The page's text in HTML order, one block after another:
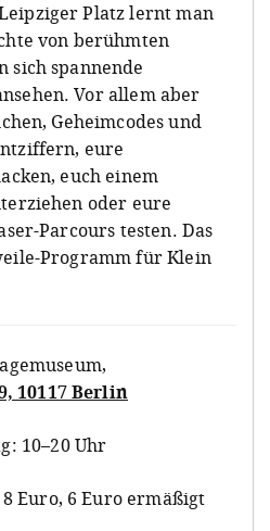
Platz lernt man
von berühmten
sich spannende
Vor allem aber
Geheimcodes und
eure
euch einem
oder eure
Parcours testen. Das
Programm für Klein
,
10117 Berlin
10–20 Uhr
Euro, 6 Euro ermäßigt